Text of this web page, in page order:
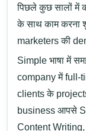
पिछले कुछ सालों में
के साथ काम करना
marketers की
Simple भाषा में
company में full-
clients के
business आपसे
Content Writing,